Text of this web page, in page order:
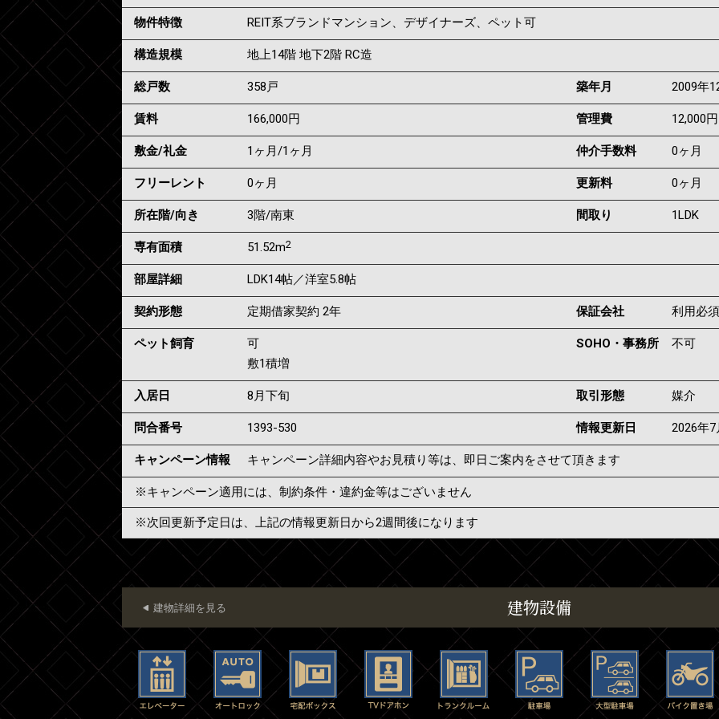
物件特徴 REIT系ブランドマンション、デザイナーズ、ペット可
構造規模 地上14階 地下2階 RC造
総戸数 358戸 築年月 2009年
賃料 166,000円 管理費 12,000円
敷金/礼金 1ヶ月/1ヶ月 仲介手数料 0ヶ月
フリーレント 0ヶ月 更新料 0ヶ月
所在階/向き 3階/南東 間取り 1LDK
専有面積 51.52m2
部屋詳細 LDK14帖／洋室5.8帖
契約形態 定期借家契約 2年 保証会社 利用必須
ペット飼育
可
敷1積増
SOHO・事務所 不可
入居日 8月下旬 取引形態 媒介
問合番号 1393-530 情報更新日 2026年
キャンペーン情報 キャンペーン詳細内容やお見積り等は、即日ご案内をさせて頂きます
※キャンペーン適用には、制約条件・違約金等はございません
※次回更新予定日は、上記の情報更新日から2週間後になります
建物設備
建物詳細を見る